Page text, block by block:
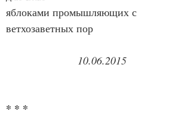
яблоками промышляющих с
ветхозаветных пор
10.06.2015
* * *